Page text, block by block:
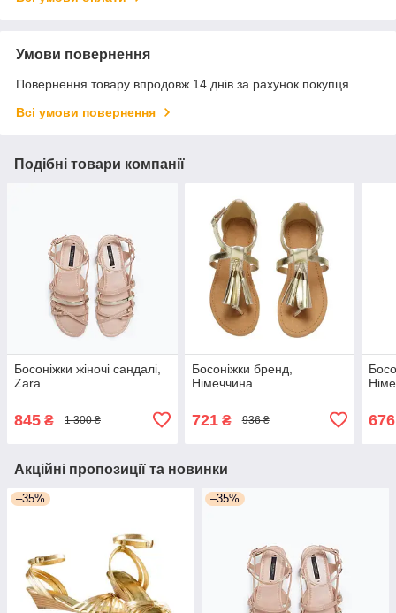
Умови повернення
Повернення товару впродовж 14 днів за рахунок покупця
Всі умови повернення
Подібні товари компанії
Босоніжки жіночі сандалі,
Zara
845 ₴ 1 300 ₴
Босоніжки бренд,
Німеччина
721₴ 936 ₴ 676
Акційні пропозиції та новинки
–35% –35%